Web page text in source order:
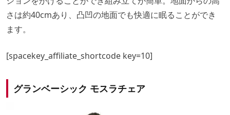
さは約40cmあり、凸凹の地面でも快適に眠ることができ
ます。
[spacekey_affiliate_shortcode key=10]
グランベーシック モスラチェア